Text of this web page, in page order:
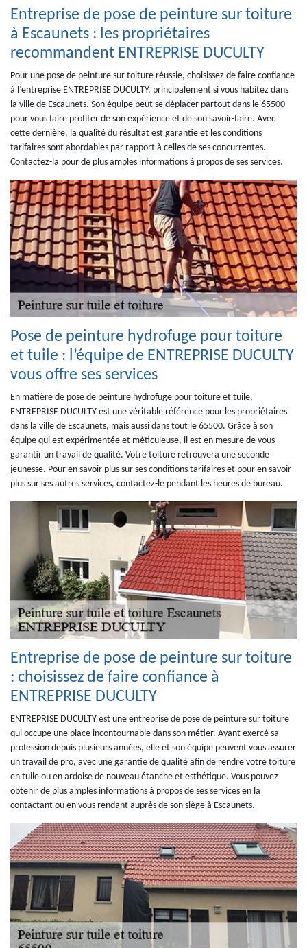
Entreprise de pose de peinture sur toiture
à Escaunets : les propriétaires
recommandent ENTREPRISE DUCULTY
Pour une pose de peinture sur toiture réussie, choisissez de faire confiance
à l’entreprise ENTREPRISE DUCULTY, principalement si vous habitez dans
la ville de Escaunets. Son équipe peut se déplacer partout dans le 65500
pour vous faire profiter de son expérience et de son savoir-faire. Avec
cette dernière, la qualité du résultat est garantie et les conditions
tarifaires sont abordables par rapport à celles de ses concurrentes.
Contactez-la pour de plus amples informations à propos de ses services.
Pose de peinture hydrofuge pour toiture
et tuile : l’équipe de ENTREPRISE DUCULTY
vous offre ses services
En matière de pose de peinture hydrofuge pour toiture et tuile,
ENTREPRISE DUCULTY est une véritable référence pour les propriétaires
dans la ville de Escaunets, mais aussi dans tout le 65500. Grâce à son
équipe qui est expérimentée et méticuleuse, il est en mesure de vous
garantir un travail de qualité. Votre toiture retrouvera une seconde
jeunesse. Pour en savoir plus sur ses conditions tarifaires et pour en savoir
plus sur ses autres services, contactez-le pendant les heures de bureau.
Entreprise de pose de peinture sur toiture
: choisissez de faire confiance à
ENTREPRISE DUCULTY
ENTREPRISE DUCULTY est une entreprise de pose de peinture sur toiture
qui occupe une place incontournable dans son métier. Ayant exercé sa
profession depuis plusieurs années, elle et son équipe peuvent vous assurer
un travail de pro, avec une garantie de qualité afin de rendre votre toiture
en tuile ou en ardoise de nouveau étanche et esthétique. Vous pouvez
obtenir de plus amples informations à propos de ses services en la
contactant ou en vous rendant auprès de son siège à Escaunets.